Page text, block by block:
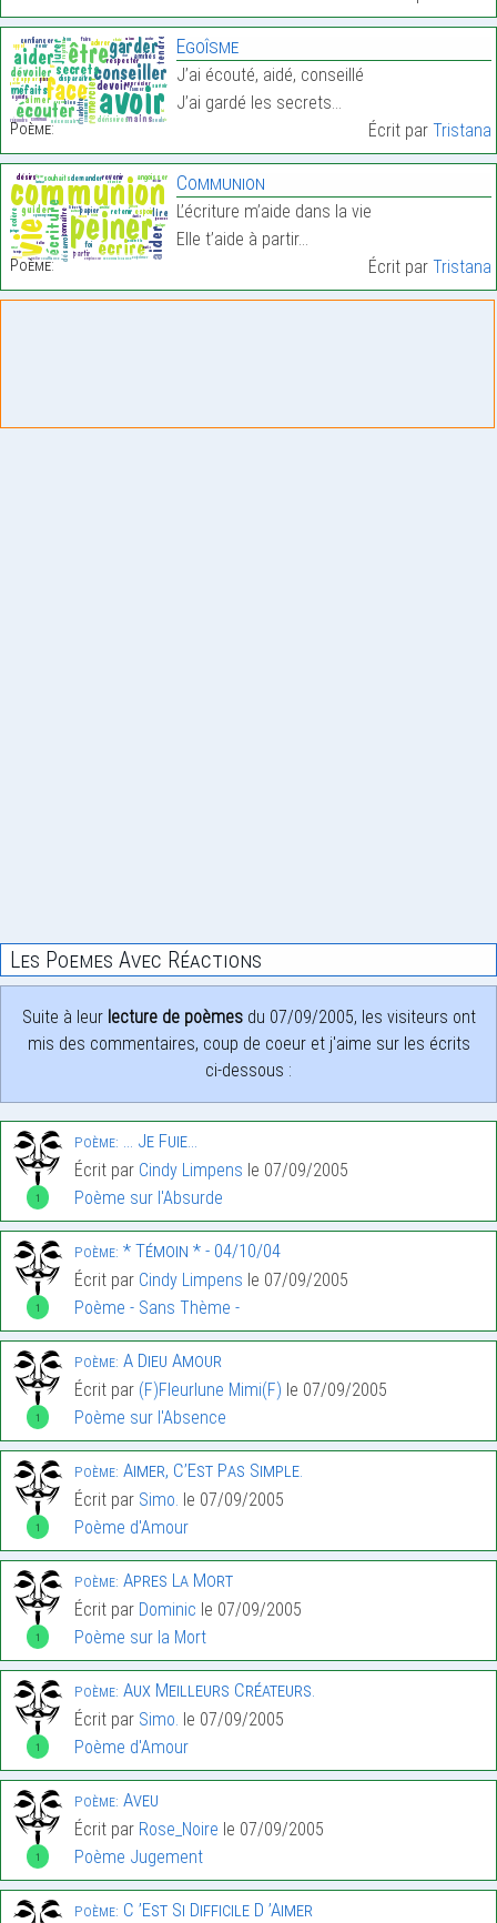
Poème:
Egoîsme
J’ai écouté, aidé, conseillé
J’ai gardé les secrets…
Écrit par Tristana
Poème:
Communion
L’écriture m’aide dans la vie
Elle t’aide à partir…
Écrit par Tristana
Les Poemes Avec Réactions
Suite à leur lecture de poèmesdu 07/09/2005, les visiteurs ont
mis des commentaires, coup de coeur et j'aime sur les écrits
ci-dessous :
1
Poème: … Je Fuie…
Écrit par Cindy Limpens le 07/09/2005
Poème sur l'Absurde
1
Poème: * Témoin * - 04/10/04
Écrit par Cindy Limpens le 07/09/2005
Poème - Sans Thème -
1
Poème: A Dieu Amour
Écrit par (F)Fleurlune Mimi(F) le 07/09/2005
Poème sur l'Absence
1
Poème: Aimer, C’Est Pas Simple.
Écrit par Simo. le 07/09/2005
Poème d'Amour
1
Poème: Apres La Mort
Écrit par Dominic le 07/09/2005
Poème sur la Mort
1
Poème: Aux Meilleurs Créateurs.
Écrit par Simo. le 07/09/2005
Poème d'Amour
1
Poème: Aveu
Écrit par Rose_Noire le 07/09/2005
Poème Jugement
Poème: C ’Est Si Difficile D ’Aimer